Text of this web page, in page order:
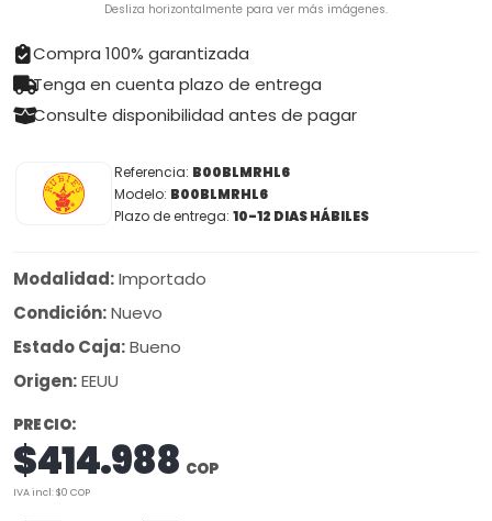
Desliza horizontalmente para ver más imágenes.
Compra 100% garantizada
Tenga en cuenta plazo de entrega
Consulte disponibilidad antes de pagar
Referencia: B00BLMRHL6
Modelo: B00BLMRHL6
Plazo de entrega: 10-12 DIAS HÁBILES
Modalidad:Importado
Condición:Nuevo
Estado Caja:Bueno
Origen:EEUU
PRECIO:
$414.988 COP
IVA incl: $0 COP